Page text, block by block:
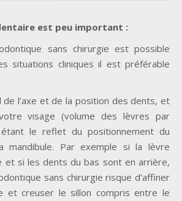
est peu important :
sans chirurgie est possible
situations cliniques il est préférable
de l’axe et de la position des dents, et
visage (volume des lèvres par
étant le reflet du positionnement du
mandibule. Par exemple si la lèvre
et si les dents du bas sont en arrière,
sans chirurgie risque d’affiner
et creuser le sillon compris entre le